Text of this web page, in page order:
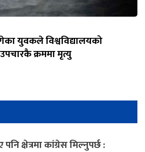
युवकले विश्वविद्यालयको
क्रममा मृत्यु
क्षेत्रमा कांग्रेस मिल्नुपर्छ :